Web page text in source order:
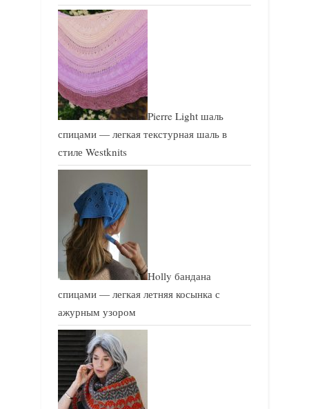
Pierre Light шаль
спицами — легкая текстурная шаль в
стиле Westknits
Holly бандана
спицами — легкая летняя косынка с
ажурным узором